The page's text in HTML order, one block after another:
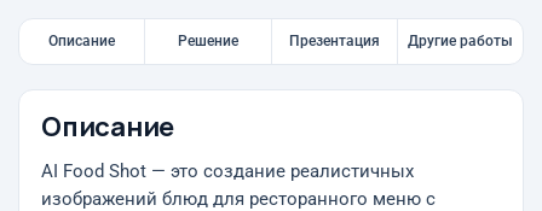
Описание Решение Презентация Другие работы
Описание
AI Food Shot — это создание реалистичных
изображений блюд для ресторанного меню с